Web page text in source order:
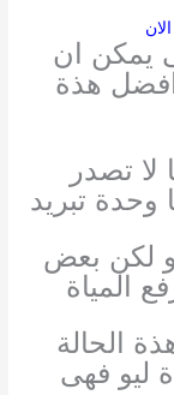
يمكن ان
هذة
تصدر
وحدة تبريد
و لكن بعض
المياة
الحالة
ليو فهى